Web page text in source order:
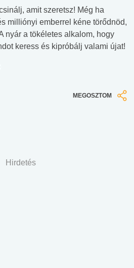
amit szeretsz! Még ha
milliónyi emberrel kéne törődnöd,
nyár a tökéletes alkalom, hogy
keress és kipróbálj valami újat!
MEGOSZTOM
Hirdetés